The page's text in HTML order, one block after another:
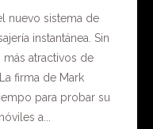
nuevo sistema de
instantánea. Sin
atractivos de
firma de Mark
para probar su
a...